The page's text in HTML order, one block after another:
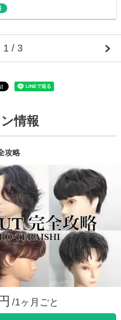
1 / 3
情報
攻略
/1ヶ月ごと